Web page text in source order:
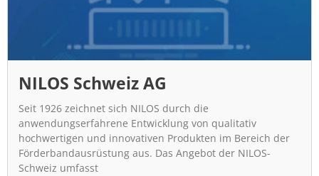
NILOS Schweiz AG
Seit 1926 zeichnet sich NILOS durch die
anwendungserfahrene Entwicklung von qualitativ
hochwertigen und innovativen Produkten im Bereich der
Förderbandausrüstung aus. Das Angebot der NILOS-
Schweiz umfasst